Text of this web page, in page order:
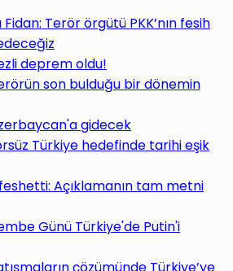
Fidan: Terör örgütü PKK’nın fesih
deprem oldu!
son bulduğu bir dönemin
gidecek
Türkiye hedefinde tarihi eşik
Açıklamanın tam metni
Günü Türkiye'de Putin'i